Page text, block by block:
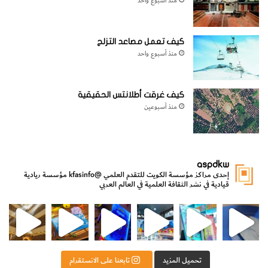
كيف تعمل مصاعد التزلج
منذ أسبوع واحد
كيف غرقت أطلانتس الحقيقية
منذ أسبوعين
aspdkw
إحدى مراكز مؤسسة الكويت للتقدم العلمي@kfasinfo مؤسسة ريادية
قيادية في نشر الثقافة العلمية في العالم العربي
لشؤون الش
من الأعماق نكتشف ومن الكتب نتعلّم
⁨ ⁨ نتشرف بدعوتكم لزيارة جناح التقدم العلمي للنشر ⁨ رجعنا! ما كنّا بعيد! مجهزين لكم كل جديد!⁩
تحميل المزيد تابعنا على الانستقرام